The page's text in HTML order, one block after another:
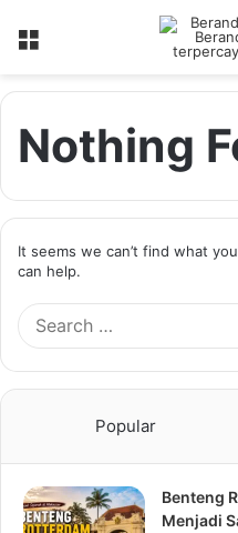
Menu
Nothing
It seems we can’t find what
can help.
Popular
Benteng
Menjadi